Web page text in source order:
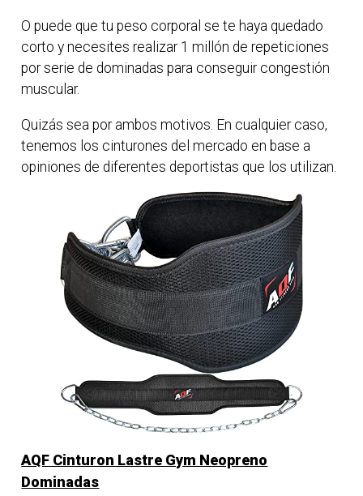
O puede que tu peso corporal se te haya quedado
corto y necesites realizar 1 millón de repeticiones
por serie de dominadas para conseguir congestión
muscular.
Quizás sea por ambos motivos. En cualquier caso,
tenemos los cinturones del mercado en base a
opiniones de diferentes deportistas que los utilizan.
AQF Cinturon Lastre Gym Neopreno
Dominadas